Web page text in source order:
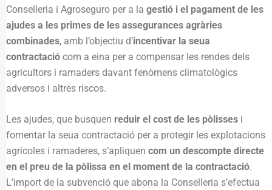
Conselleria i Agroseguro per a la gestió i el pagament de les
ajudes a les primes de les assegurances agràries
combinades, amb l’objectiu d’incentivar la seua
contractació com a eina per a compensar les rendes dels
agricultors i ramaders davant fenòmens climatològics
adversos i altres riscos.
Les ajudes, que busquen reduir el cost de les pòlisses i
fomentar la seua contractació per a protegir les explotacions
agrícoles i ramaderes, s’apliquen com un descompte directe
en el preu de la pòlissa en el moment de la contractació.
L’import de la subvenció que abona la Conselleria s’efectua